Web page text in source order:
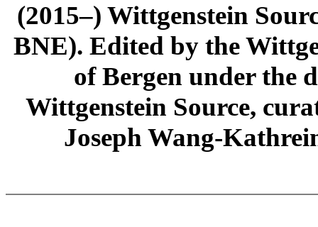
(2015–) Wittgenstein
BNE). Edited by the
of Bergen under the
Wittgenstein Source,
Joseph Wang-